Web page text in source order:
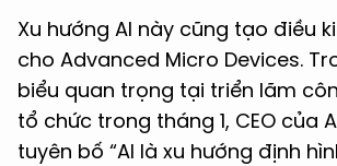
Xu hướng AI này cũng tạo điều
cho Advanced Micro Devices.
biểu quan trọng tại triển lãm
tổ chức trong tháng 1, CEO của
tuyên bố “AI là xu hướng định